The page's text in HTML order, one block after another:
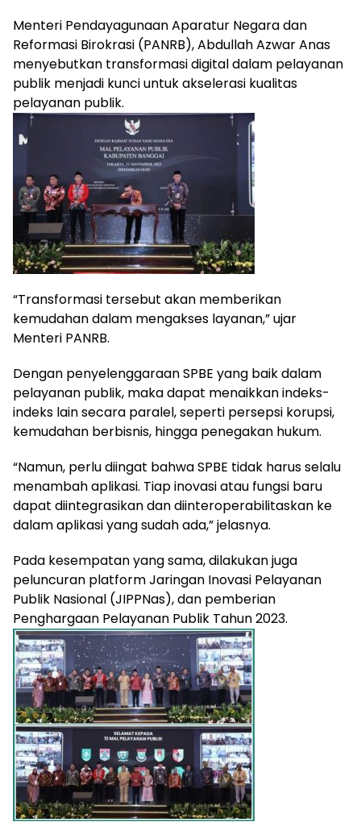
Menteri Pendayagunaan Aparatur Negara dan
Reformasi Birokrasi (PANRB), Abdullah Azwar Anas
menyebutkan transformasi digital dalam pelayanan
publik menjadi kunci untuk akselerasi kualitas
pelayanan publik.
“Transformasi tersebut akan memberikan
kemudahan dalam mengakses layanan,” ujar
Menteri PANRB.
Dengan penyelenggaraan SPBE yang baik dalam
pelayanan publik, maka dapat menaikkan indeks-
indeks lain secara paralel, seperti persepsi korupsi,
kemudahan berbisnis, hingga penegakan hukum.
“Namun, perlu diingat bahwa SPBE tidak harus selalu
menambah aplikasi. Tiap inovasi atau fungsi baru
dapat diintegrasikan dan diinteroperabilitaskan ke
dalam aplikasi yang sudah ada,” jelasnya.
Pada kesempatan yang sama, dilakukan juga
peluncuran platform Jaringan Inovasi Pelayanan
Publik Nasional (JIPPNas), dan pemberian
Penghargaan Pelayanan Publik Tahun 2023.